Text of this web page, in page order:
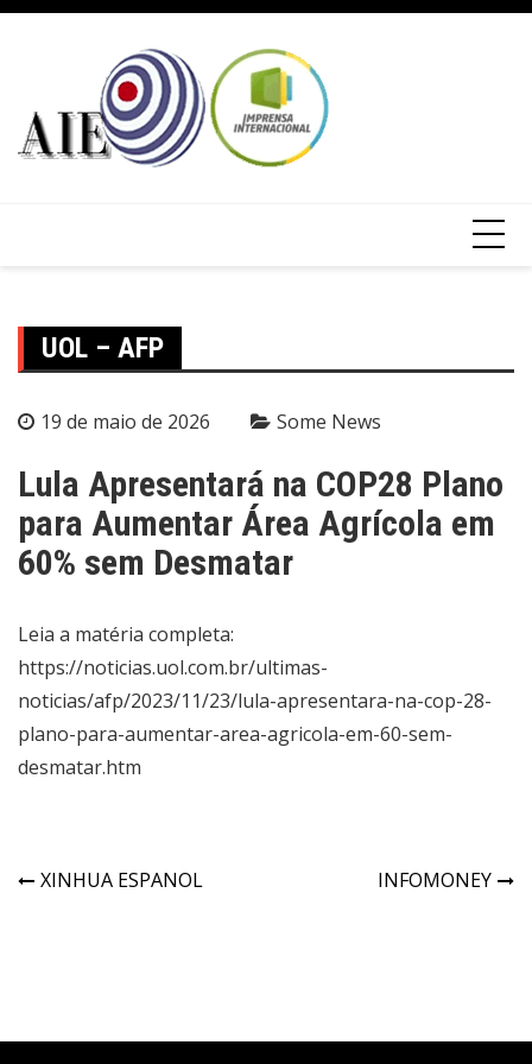
UOL – AFP
19 de maio de 2026 Some News
Lula Apresentará na COP28 Plano
para Aumentar Área Agrícola em
60% sem Desmatar
Leia a matéria completa:
https://noticias.uol.com.br/ultimas-
noticias/afp/2023/11/23/lula-apresentara-na-cop-28-
plano-para-aumentar-area-agricola-em-60-sem-
desmatar.htm
XINHUA ESPANOL INFOMONEY